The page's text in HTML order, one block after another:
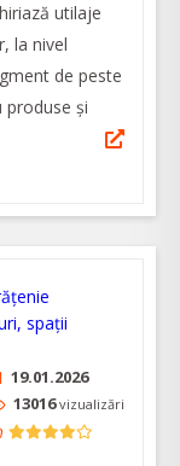
utilaje
la nivel
de peste
produse și
19.01.2026
13016vizualizări